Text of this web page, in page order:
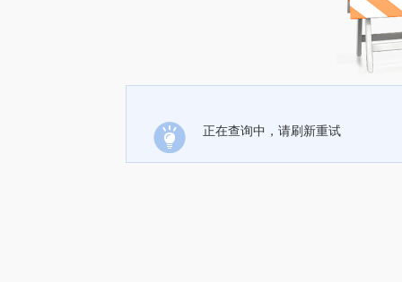
正在查询中，请刷新重试